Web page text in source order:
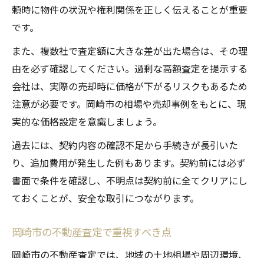
頼時に物件の状況や権利関係を正しく伝えることが重要
です。
また、複数社で査定額に大きな差が出た場合は、その理
由を必ず確認してください。過剰な高額査定を提示する
会社は、実際の売却時に価格が下がるリスクもあるため
注意が必要です。岡崎市の相場や売却事例をもとに、現
実的な価格設定を意識しましょう。
過去には、契約内容の確認不足から手続きが長引いた
り、追加費用が発生した例もあります。契約前には必ず
書面で条件を確認し、不明点は契約前に全てクリアにし
ておくことが、安全な取引につながります。
岡崎市の不動産査定で重視すべき点
岡崎市の不動産査定では、地域の土地相場や周辺環境、